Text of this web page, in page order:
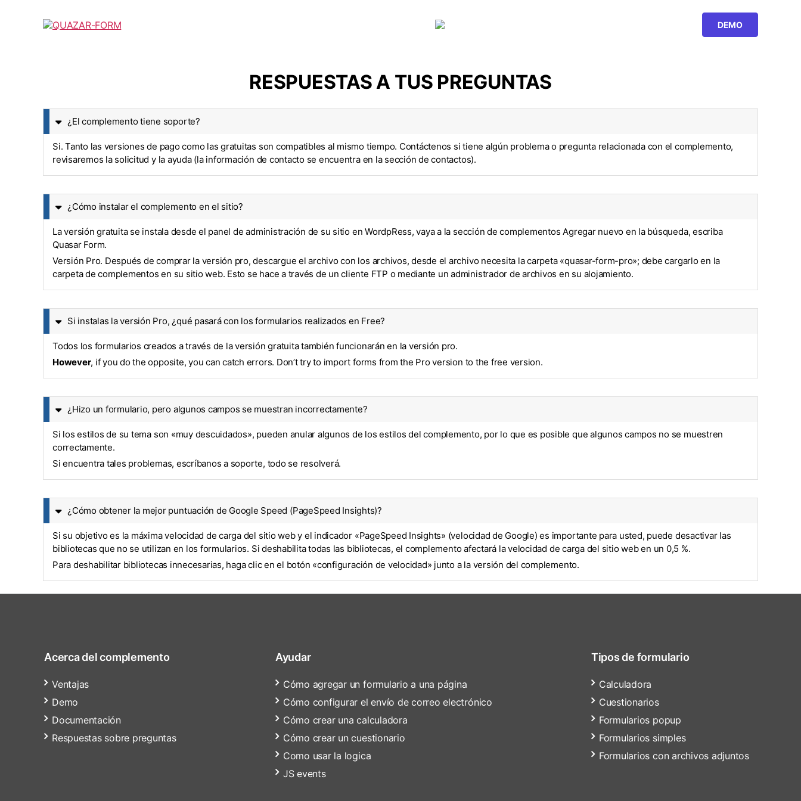
DEMO
RESPUESTAS A TUS PREGUNTAS
¿El complemento tiene soporte?
Si. Tanto las versiones de pago como las gratuitas son compatibles al mismo tiempo. Contáctenos si tiene algún problema o pregunta relacionada con el complemento,
revisaremos la solicitud y la ayuda (la información de contacto se encuentra en la sección de contactos).
¿Cómo instalar el complemento en el sitio?
La versión gratuita se instala desde el panel de administración de su sitio en WordpRess, vaya a la sección de complementos Agregar nuevo en la búsqueda, escriba
Quasar Form.
Versión Pro. Después de comprar la versión pro, descargue el archivo con los archivos, desde el archivo necesita la carpeta «quasar-form-pro»; debe cargarlo en la
carpeta de complementos en su sitio web. Esto se hace a través de un cliente FTP o mediante un administrador de archivos en su alojamiento.
Si instalas la versión Pro, ¿qué pasará con los formularios realizados en Free?
Todos los formularios creados a través de la versión gratuita también funcionarán en la versión pro.
However, if you do the opposite, you can catch errors. Don’t try to import forms from the Pro version to the free version.
¿Hizo un formulario, pero algunos campos se muestran incorrectamente?
Si los estilos de su tema son «muy descuidados», pueden anular algunos de los estilos del complemento, por lo que es posible que algunos campos no se muestren
correctamente.
Si encuentra tales problemas, escríbanos a soporte, todo se resolverá.
¿Cómo obtener la mejor puntuación de Google Speed ​​​​(PageSpeed ​​​​Insights)?
Si su objetivo es la máxima velocidad de carga del sitio web y el indicador «PageSpeed Insights» (velocidad de Google) es importante para usted, puede desactivar las
bibliotecas que no se utilizan en los formularios. Si deshabilita todas las bibliotecas, el complemento afectará la velocidad de carga del sitio web en un 0,5 %.
Para deshabilitar bibliotecas innecesarias, haga clic en el botón «configuración de velocidad» junto a la versión del complemento.
Acerca del complemento
Ventajas
Demo
Documentación
Respuestas sobre preguntas
Ayudar
Cómo agregar un formulario a una página
Cómo configurar el envío de correo electrónico
Cómo crear una calculadora
Cómo crear un cuestionario
Como usar la logica
JS events
Tipos de formulario
Calculadora
Cuestionarios
Formularios popup
Formularios simples
Formularios con archivos adjuntos